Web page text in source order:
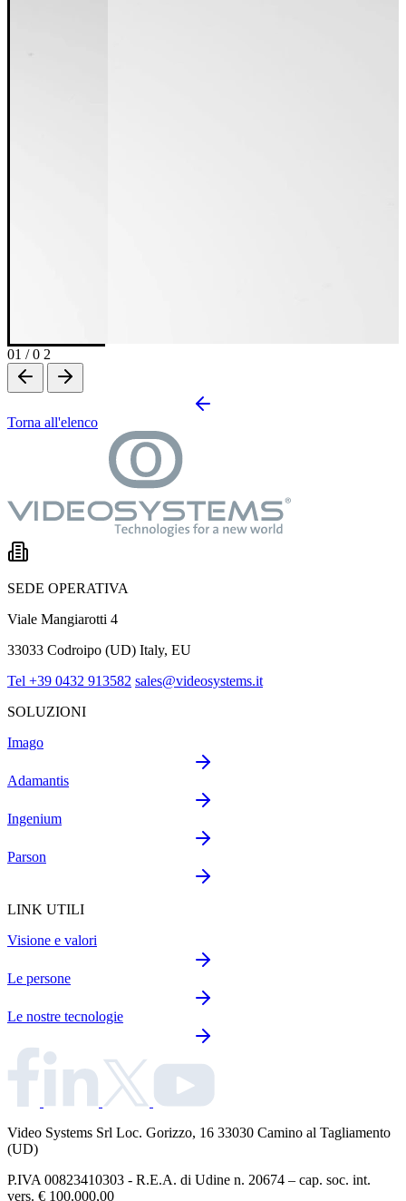
01 / 0 2
Torna all'elenco
SEDE OPERATIVA
Viale Mangiarotti 4
33033 Codroipo (UD) Italy, EU
Tel +39 0432 913582 sales@videosystems.it
SOLUZIONI
Imago
Adamantis
Ingenium
Parson
LINK UTILI
Visione e valori
Le persone
Le nostre tecnologie
Video Systems Srl Loc. Gorizzo, 16 33030 Camino al Tagliamento
(UD)
P.IVA 00823410303 - R.E.A. di Udine n. 20674 – cap. soc. int.
vers. € 100.000,00